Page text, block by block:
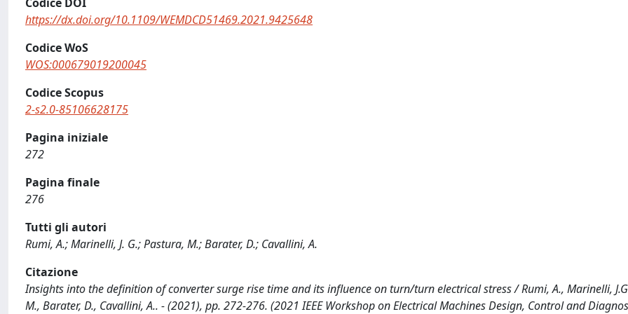
https://dx.doi.org/10.1109/WEMDCD51469.2021.9425648
Codice WoS
WOS:000679019200045
Codice Scopus
2-s2.0-85106628175
Pagina iniziale
272
Pagina finale
276
Tutti gli autori
Rumi, A.; Marinelli, J. G.; Pastura, M.; Barater, D.; Cavallini, A.
Citazione
Insights into the definition of converter surge rise time and its influence on turn/turn electrical stress / Rumi, A., Marinelli,
M., Barater, D., Cavallini, A.. - (2021), pp. 272-276. (2021 IEEE Workshop on Electrical Machines Design, Control and